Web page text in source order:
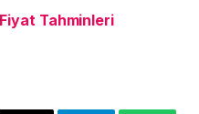
Tahminleri